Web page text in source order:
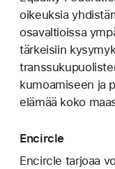
oikeuksia
osavaltioissa
tärkeisiin
kumoamiseen ja
elämää koko
Encircle
Encircle tarjoaa